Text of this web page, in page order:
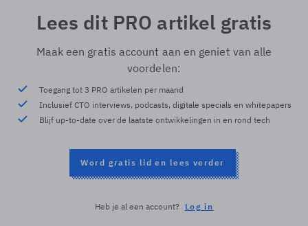
Lees dit PRO artikel gratis
Maak een gratis account aan en geniet van alle
voordelen:
Toegang tot 3 PRO artikelen per maand
Inclusief CTO interviews, podcasts, digitale specials en whitepapers
Blijf up-to-date over de laatste ontwikkelingen in en rond tech
Word gratis lid en lees verder
Heb je al een account? Log in